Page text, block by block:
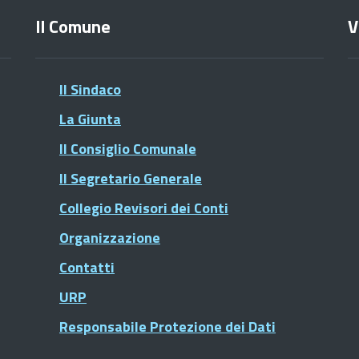
Il Comune
Il Sindaco
La Giunta
Il Consiglio Comunale
Il Segretario Generale
Collegio Revisori dei Conti
Organizzazione
Contatti
URP
Responsabile Protezione dei Dati